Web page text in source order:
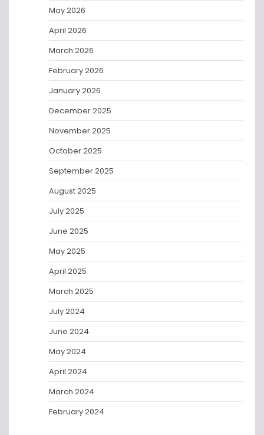
May 2026
April 2026
March 2026
February 2026
January 2026
December 2025
November 2025
October 2025
September 2025
August 2025
July 2025
June 2025
May 2025
April 2025
March 2025
July 2024
June 2024
May 2024
April 2024
March 2024
February 2024